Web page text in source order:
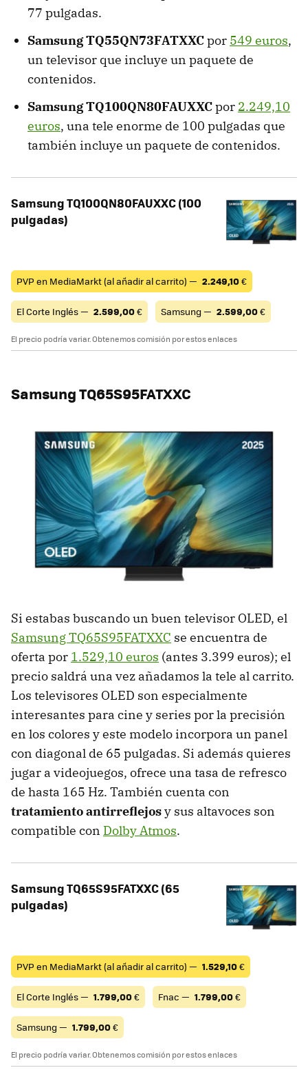
77 pulgadas.
Samsung TQ55QN73FATXXCpor 549 euros,
un televisor que incluye un paquete de
contenidos.
Samsung TQ100QN80FAUXXCpor 2.249,10
euros, una tele enorme de 100 pulgadas que
también incluye un paquete de contenidos.
Samsung TQ100QN80FAUXXC (100
pulgadas)
PVP en MediaMarkt (al añadir al carrito) — 2.249,10€
El Corte Inglés — 2.599,00€ Samsung — 2.599,00€
El precio podría variar. Obtenemos comisión por estos enlaces
Samsung TQ65S95FATXXC
Si estabas buscando un buen televisor OLED, el
Samsung TQ65S95FATXXC se encuentra de
oferta por 1.529,10 euros (antes 3.399 euros); el
precio saldrá una vez añadamos la tele al carrito.
Los televisores OLED son especialmente
interesantes para cine y series por la precisión
en los colores y este modelo incorpora un panel
con diagonal de 65 pulgadas. Si además quieres
jugar a videojuegos, ofrece una tasa de refresco
de hasta 165 Hz. También cuenta con
tratamiento antirreflejosy sus altavoces son
compatible con Dolby Atmos.
Samsung TQ65S95FATXXC (65
pulgadas)
PVP en MediaMarkt (al añadir al carrito) — 1.529,10€
El Corte Inglés — 1.799,00€ Fnac — 1.799,00€
Samsung — 1.799,00€
El precio podría variar. Obtenemos comisión por estos enlaces